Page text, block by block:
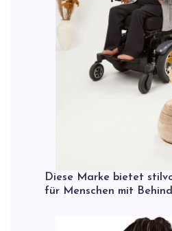
Diese Marke bietet
für Menschen mit